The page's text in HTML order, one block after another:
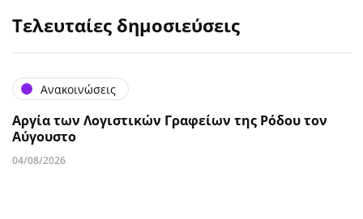
Τελευταίες δημοσιεύσεις
Ανακοινώσεις
Αργία των Λογιστικών Γραφείων της Ρόδου τον
Αύγουστο
04/08/2026